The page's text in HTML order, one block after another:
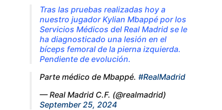
Tras las pruebas realizadas hoy a
nuestro jugador Kylian Mbappé por los
Servicios Médicos del Real Madrid se le
ha diagnosticado una lesión en el
bíceps femoral de la pierna izquierda.
Pendiente de evolución.
Parte médico de Mbappé. #RealMadrid
— Real Madrid C.F. (@realmadrid)
September 25, 2024